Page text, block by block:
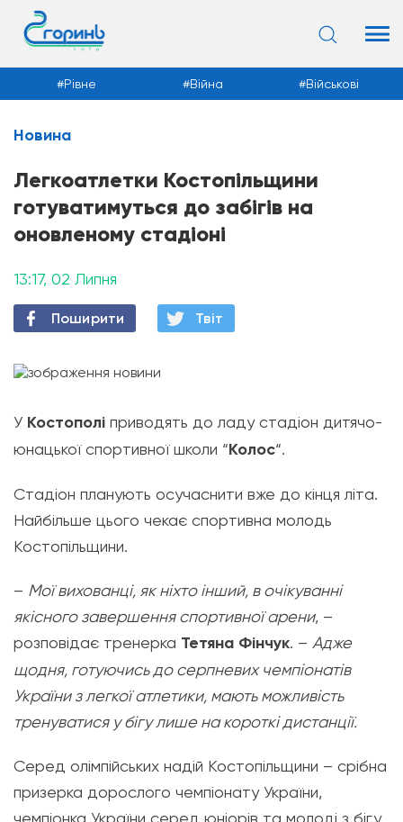
Новини
Рівне Війна Військові
Новина
Легкоатлетки Костопільщини
готуватимуться до забігів на
оновленому стадіоні
13:17, 02 Липня
Поширити Твiт
У Костополі приводять до ладу стадіон дитячо-
юнацької спортивної школи “Колос“.
Стадіон планують осучаснити вже до кінця літа.
Найбільше цього чекає спортивна молодь
Костопільщини.
– Мої вихованці, як ніхто інший, в очікуванні
якісного завершення спортивної арени, –
розповідає тренерка Тетяна Фінчук. – Адже
щодня, готуючись до серпневих чемпіонатів
України з легкої атлетики, мають можливість
тренуватися у бігу лише на короткі дистанції.
Серед олімпійських надій Костопільщини – срібна
призерка дорослого чемпіонату України,
чемпіонка України серед юніорів та молоді з бігу